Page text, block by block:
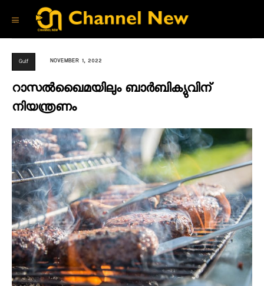
Gulf NOVEMBER 1, 2022
റാസല്‍ഖൈമയിലും ബാര്‍ബിക്യുവിന്
നിയന്ത്രണം